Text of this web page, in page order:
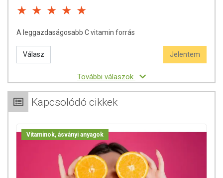
A leggazdaságosabb C vitamin forrás
Válasz Jelentem
További válaszok
Kapcsolódó cikkek
Vitaminok, ásványi anyagok